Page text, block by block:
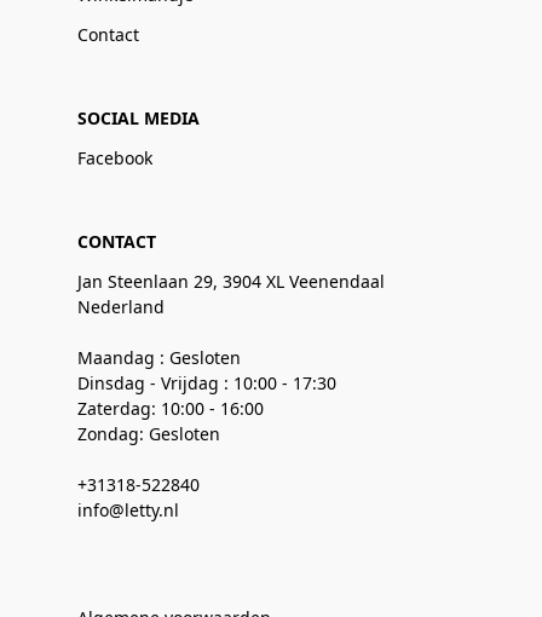
Contact
SOCIAL MEDIA
Facebook
CONTACT
Jan Steenlaan 29, 3904 XL Veenendaal
Nederland
Maandag : Gesloten
Dinsdag - Vrijdag : 10:00 - 17:30
Zaterdag: 10:00 - 16:00
Zondag: Gesloten
+31318-522840
info@letty.nl